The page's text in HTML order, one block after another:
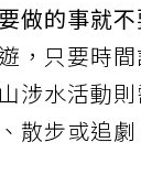
做的事就不
，只要時
涉水活動
散步或追劇